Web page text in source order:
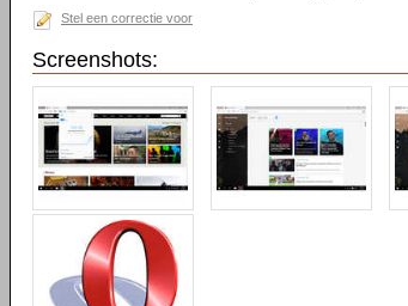
Stel een correctie voor
Screenshots: